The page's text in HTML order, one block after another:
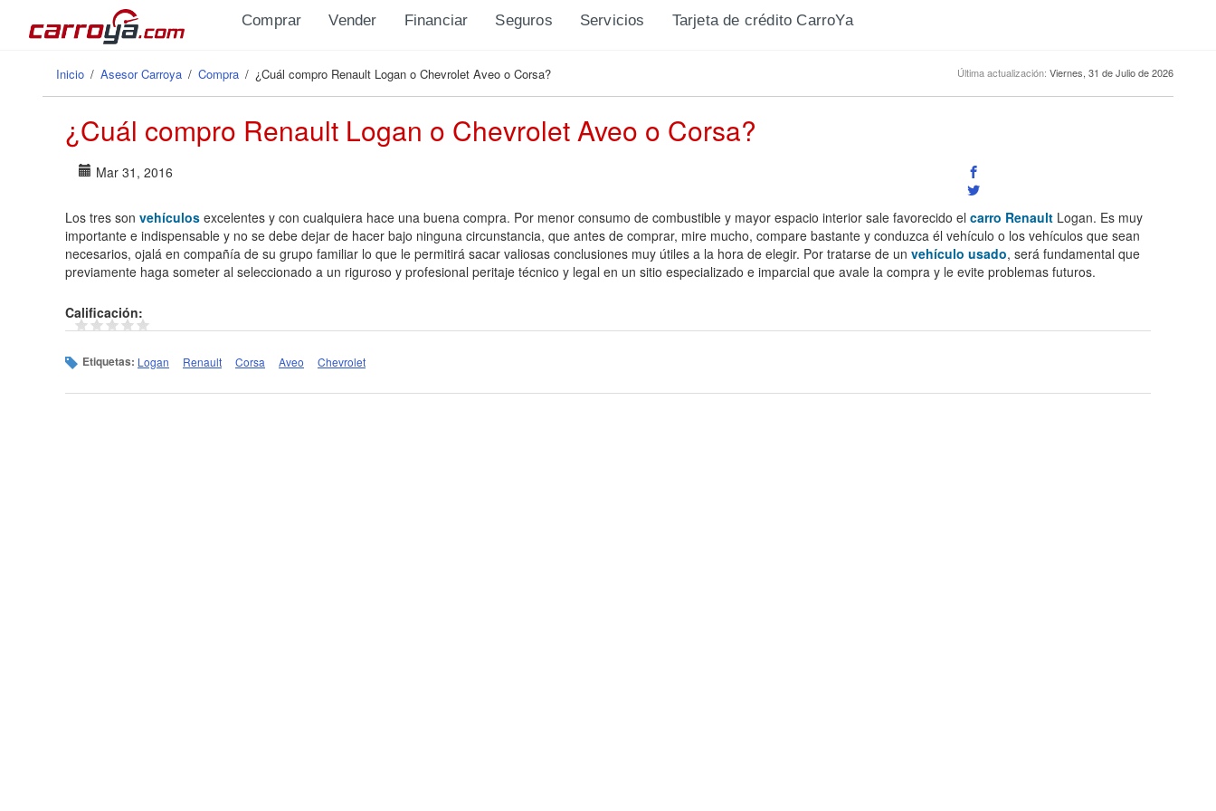
Pasar al contenido principal
Comprar Vender Financiar Seguros Servicios Tarjeta de crédito CarroYa
Se encuentra usted aquí
Inicio / Asesor Carroya / Compra / ¿Cuál compro Renault Logan o Chevrolet Aveo o Corsa? Última actualización: Viernes, 31 de Julio de 2026
¿Cuál compro Renault Logan o Chevrolet Aveo o Corsa?
Mar 31, 2016
Los tres son vehículos excelentes y con cualquiera hace una buena compra. Por menor consumo de combustible y mayor espacio interior sale favorecido el carro Renault Logan. Es muy
importante e indispensable y no se debe dejar de hacer bajo ninguna circunstancia, que antes de comprar, mire mucho, compare bastante y conduzca él vehículo o los vehículos que sean
necesarios, ojalá en compañía de su grupo familiar lo que le permitirá sacar valiosas conclusiones muy útiles a la hora de elegir. Por tratarse de un vehículo usado, será fundamental que
previamente haga someter al seleccionado a un riguroso y profesional peritaje técnico y legal en un sitio especializado e imparcial que avale la compra y le evite problemas futuros.
Calificación:
Etiquetas: Logan Renault Corsa Aveo Chevrolet